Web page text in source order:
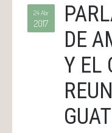
24 Abr
2017
DE
Y EL